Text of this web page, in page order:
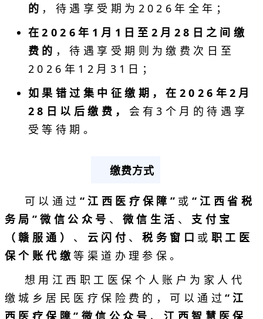
的 ，待遇享受期为2026年全年；
在2026年1月1日至2月28日之间缴
费的 ，待遇享受期则为缴费次日至
2026年12月31日；
如果错过集中征缴期，在2026年2月
28日以后缴费， 会有3个月的待遇享
受等待期。
缴费方式
可以通过 “江西医疗保障” 或 “江西省税
务局”微信公众号 、 微信生活 、 支付宝
（赣服通） 、 云闪付 、税务窗口 或 职工医
保个账代缴等渠道办理参保。
想用江西职工医保个人账户为家人代
缴城乡居民医疗保险费的，可以通过“江
西医疗保障”微信公众号 、江西智慧医保